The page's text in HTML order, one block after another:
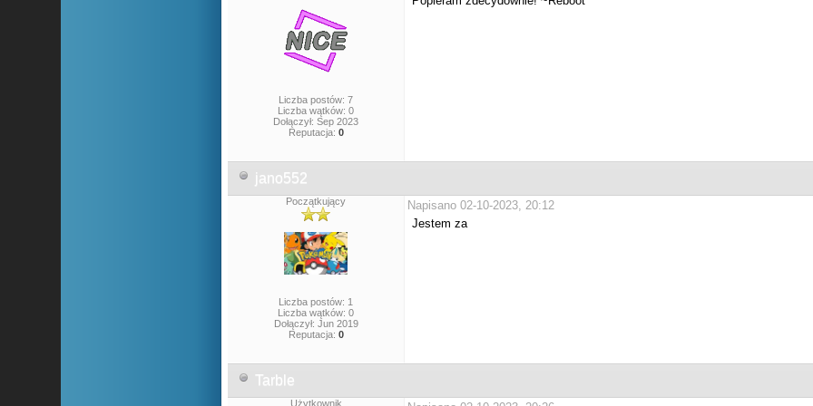
Liczba postów: 7
Liczba wątków: 0
Dołączył: Sep 2023
Reputacja: 0
jano552
Początkujący
Liczba postów: 1
Liczba wątków: 0
Dołączył: Jun 2019
Reputacja: 0
Napisano 02-10-2023, 20:12
Jestem za
Tarble
Użytkownik